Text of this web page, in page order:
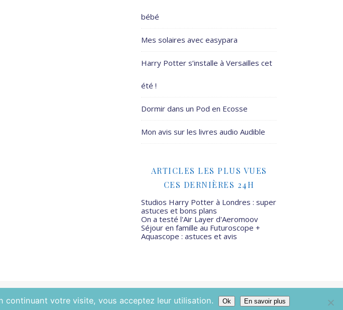
bébé
Mes solaires avec easypara
Harry Potter s’installe à Versailles cet
été !
Dormir dans un Pod en Ecosse
Mon avis sur les livres audio Audible
ARTICLES LES PLUS VUES
CES DERNIÈRES 24H
Studios Harry Potter à Londres : super
astuces et bons plans
On a testé l'Air Layer d'Aeromoov
Séjour en famille au Futuroscope +
Aquascope : astuces et avis
Mamans Mais Pas Que - 2026 ©
continuant votre visite, vous acceptez leur utilisation. Ok En savoir plus